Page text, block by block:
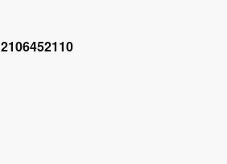
2106452110